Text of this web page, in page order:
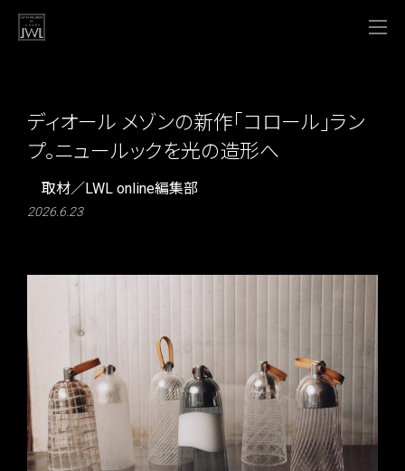
ディオール メゾンの新作「コロール」ラン
プ。ニュールックを光の造形へ
取材／LWL online編集部
2026.6.23